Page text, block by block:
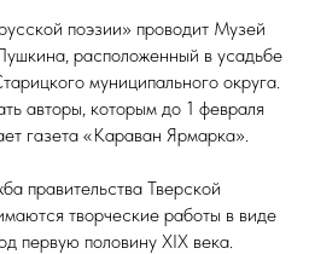
поэзии» проводит Музей
расположенный в усадьбе
муниципального округа.
авторы, которым до 1 февраля
газета «Караван Ярмарка».
правительства Тверской
творческие работы в виде
первую половину XIX века.